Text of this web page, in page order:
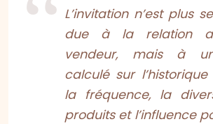
L’invitation n’est plus
due à la relation
vendeur, mais à
calculé sur l’historique
la fréquence, la
produits et l’influence